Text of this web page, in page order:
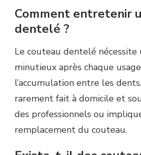
Comment entretenir
dentelé ?
Le couteau dentelé
minutieux après chaque
l’accumulation entre les
rarement fait à domicile et
des professionnels ou
remplacement du couteau.